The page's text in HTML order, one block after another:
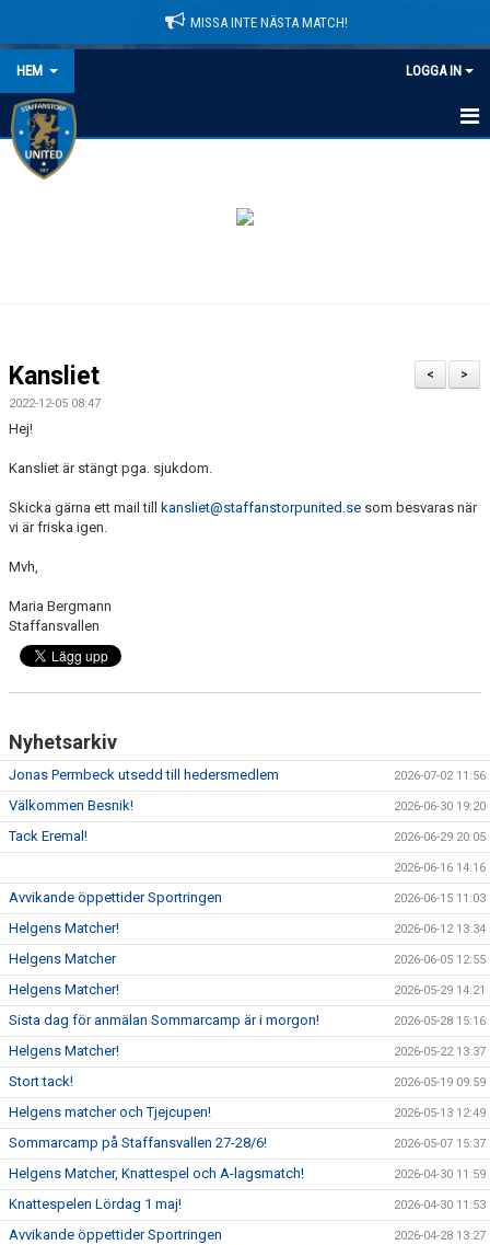
MISSA INTE NÄSTA MATCH!
HEM LOGGA IN
HEM
DOMARINFORMATION
MEDLEMSAVGIFTER
KLÄDPROFIL
STYRELSE/SEKTIONER
OM SUFC
>
<
Kansliet
2022-12-05 08:47
Hej!
Kansliet är stängt pga. sjukdom.
Skicka gärna ett mail till kansliet@staffanstorpunited.se som besvaras när
vi är friska igen.
Mvh,
Maria Bergmann
Staffansvallen
Nyhetsarkiv
Jonas Permbeck utsedd till hedersmedlem 2026-07-02 11:56
Välkommen Besnik! 2026-06-30 19:20
Tack Eremal! 2026-06-29 20:05
2026-06-16 14:16
Avvikande öppettider Sportringen 2026-06-15 11:03
Helgens Matcher! 2026-06-12 13:34
Helgens Matcher 2026-06-05 12:55
Helgens Matcher! 2026-05-29 14:21
Sista dag för anmälan Sommarcamp är i morgon! 2026-05-28 15:16
Helgens Matcher! 2026-05-22 13:37
Stort tack! 2026-05-19 09:59
Helgens matcher och Tjejcupen! 2026-05-13 12:49
Sommarcamp på Staffansvallen 27-28/6! 2026-05-07 15:37
Helgens Matcher, Knattespel och A-lagsmatch! 2026-04-30 11:59
Knattespelen Lördag 1 maj! 2026-04-30 11:53
Avvikande öppettider Sportringen 2026-04-28 13:27